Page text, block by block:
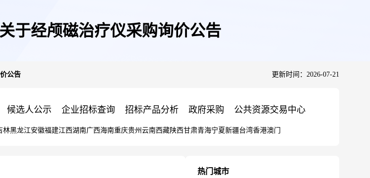
于经颅磁治疗仪采购询价公告
公告 更新时间：2026-07-21
候选人公示 企业招标查询 招标产品分析 政府采购 公共资源交易中心
林黑龙江安徽福建江西湖南广西海南重庆贵州 云南西藏陕西甘肃青海宁夏新疆台湾香港澳门
热门城市